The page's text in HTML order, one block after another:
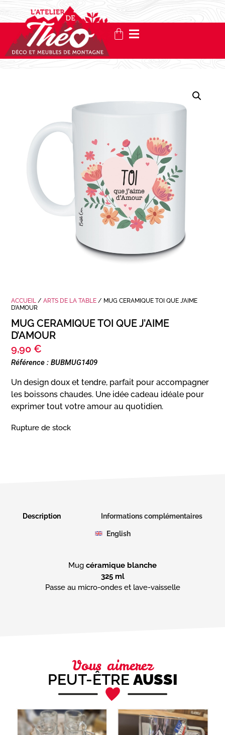
ACCUEIL /ARTS DE LA TABLE / MUG CERAMIQUE TOI QUE J’AIME
D’AMOUR
MUG CERAMIQUE TOI QUE J’AIME
D’AMOUR
9,90 €
Référence : BUBMUG1409
Un design doux et tendre, parfait pour accompagner
les boissons chaudes. Une idée cadeau idéale pour
exprimer tout votre amour au quotidien.
Rupture de stock
Description Informations complémentaires
English
Mug céramique blanche
325 ml
Passe au micro-ondes et lave-vaisselle
Vous aimerez
PEUT-ÊTRE AUSSI